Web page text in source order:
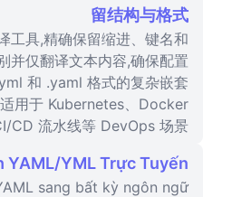
留结构与格式
工具,精确保留缩进、键名和
并仅翻译文本内容,确保配置
和 .yaml 格式的复杂嵌套
用于 Kubernetes、Docker
CD 流水线等 DevOps 场景。
YAML/YML Trực Tuyến
sang bất kỳ ngôn ngữ